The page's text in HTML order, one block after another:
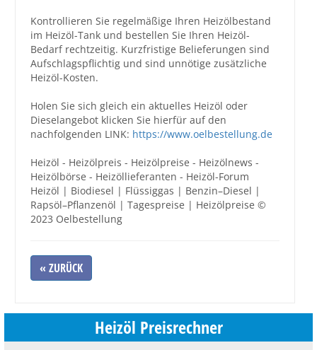
Kontrollieren Sie regelmäßige Ihren Heizölbestand
im Heizöl-Tank und bestellen Sie Ihren Heizöl-
Bedarf rechtzeitig. Kurzfristige Belieferungen sind
Aufschlagspflichtig und sind unnötige zusätzliche
Heizöl-Kosten.
Holen Sie sich gleich ein aktuelles Heizöl oder
Dieselangebot klicken Sie hierfür auf den
nachfolgenden LINK: https://www.oelbestellung.de
Heizöl - Heizölpreis - Heizölpreise - Heizölnews -
Heizölbörse - Heizöllieferanten - Heizöl-Forum
Heizöl | Biodiesel | Flüssiggas | Benzin–Diesel |
Rapsöl–Pflanzenöl | Tagespreise | Heizölpreise ©
2023 Oelbestellung
« ZURÜCK
Heizöl Preisrechner